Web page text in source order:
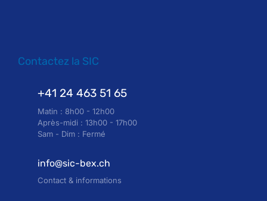
Contactez la SIC
+41 24 463 51 65
Matin : 8h00 - 12h00
Après-midi : 13h00 - 17h00
Sam - Dim : Fermé
info@sic-bex.ch
Contact & informations